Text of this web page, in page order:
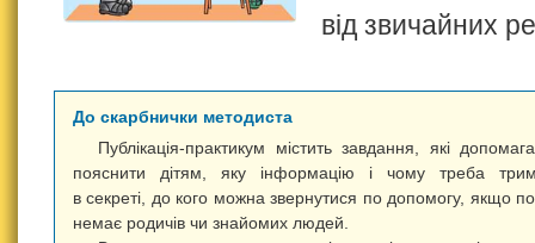
від звичайних
До скарбнички методиста
Публікація-практикум містить завдання, які
пояснити дітям, яку інформацію і чому треба
в секреті, до кого можна звернутися по допомогу, якщо
немає родичів чи знайомих людей.